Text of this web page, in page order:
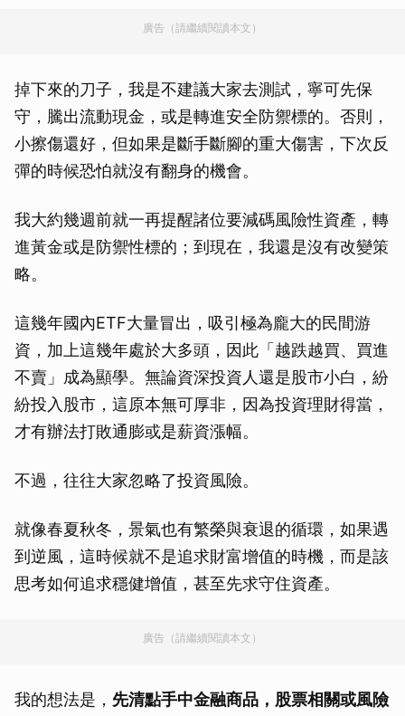
廣告（請繼續閱讀本文）
掉下來的刀子，我是不建議大家去測試，寧可先保
守，騰出流動現金，或是轉進安全防禦標的。否則，
小擦傷還好，但如果是斷手斷腳的重大傷害，下次反
彈的時候恐怕就沒有翻身的機會。
我大約幾週前就一再提醒諸位要減碼風險性資產，轉
進黃金或是防禦性標的；到現在，我還是沒有改變策
略。
這幾年國內ETF大量冒出，吸引極為龐大的民間游
資，加上這幾年處於大多頭，因此「越跌越買、買進
不賣」成為顯學。無論資深投資人還是股市小白，紛
紛投入股市，這原本無可厚非，因為投資理財得當，
才有辦法打敗通膨或是薪資漲幅。
不過，往往大家忽略了投資風險。
就像春夏秋冬，景氣也有繁榮與衰退的循環，如果遇
到逆風，這時候就不是追求財富增值的時機，而是該
思考如何追求穩健增值，甚至先求守住資產。
廣告（請繼續閱讀本文）
我的想法是， 先清點手中金融商品，股票相關或風險